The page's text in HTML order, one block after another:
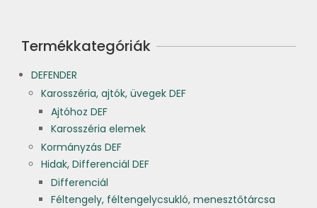
Termékkategóriák
DEFENDER
Karosszéria, ajtók, üvegek DEF
Ajtóhoz DEF
Karosszéria elemek
Kormányzás DEF
Hidak, Differenciál DEF
Differenciál
Féltengely, féltengelycsukló, menesztőtárcsa